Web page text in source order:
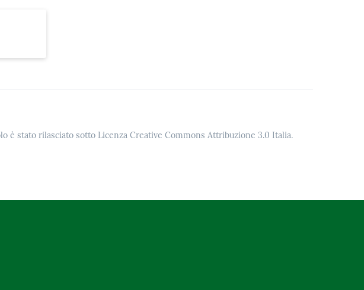
è stato rilasciato sotto Licenza Creative Commons Attribuzione 3.0 Italia.